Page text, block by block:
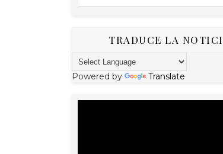
TRADUCE LA
Powered by Translate